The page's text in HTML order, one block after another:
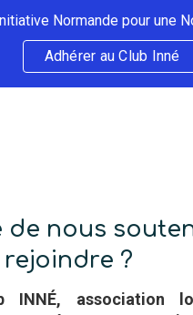
Normande pour une
Adhérer au Club Inné
de nous
?
INNÉ, association